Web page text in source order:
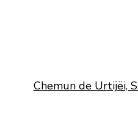
Chemun de Urtijëi,